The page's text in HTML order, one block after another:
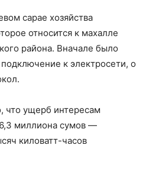
сарае хозяйства
относится к махалле
района. Вначале было
к электросети, о
что ущерб интересам
миллиона сумов —
киловатт-часов